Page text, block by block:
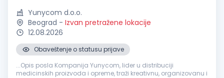
Yunycom d.o.o.
Beograd - Izvan pretražene lokacije
12.08.2026
Obaveštenje o statusu prijave
...Opis posla Kompanija Yunycom, lider u distribuciji
medicinskih proizvoda i opreme, traži kreativnu, organizovanu i